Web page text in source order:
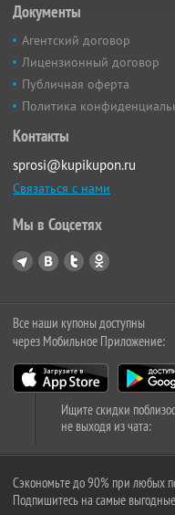
Документы
Агентский договор
Лицензионный договор
Публичная оферта
Политика
Контакты
sprosi@kupikupon.ru
Связаться с нами
Мы в Соцсетях
Все наши купоны доступны
через Мобильное Приложение:
Ищите скидки
не выходя из чата:
Сэкономьте до 90% при любых
Подпишитесь на самые